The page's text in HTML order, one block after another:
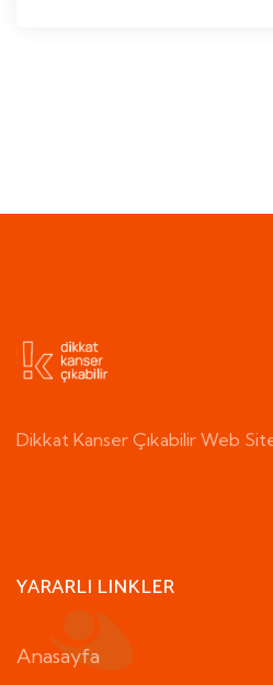
Dikkat Kanser Çıkabilir Web
YARARLI LINKLER
Anasayfa